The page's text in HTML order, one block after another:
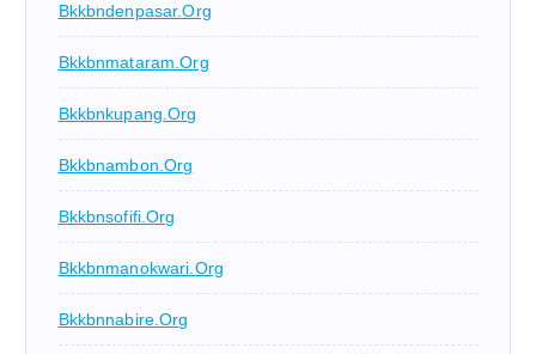
Bkkbndenpasar.org
Bkkbnmataram.org
Bkkbnkupang.org
Bkkbnambon.org
Bkkbnsofifi.org
Bkkbnmanokwari.org
Bkkbnnabire.org